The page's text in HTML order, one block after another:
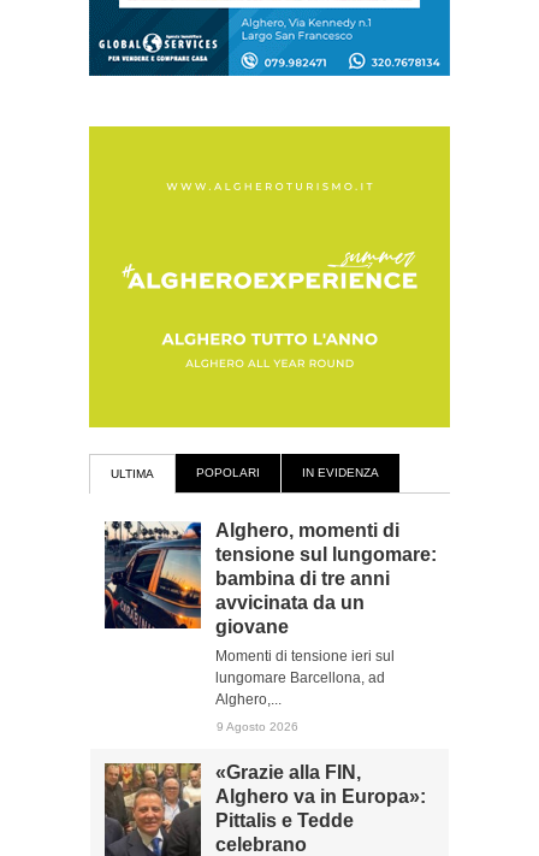
ULTIMA POPOLARI IN EVIDENZA
Alghero, momenti di
tensione sul lungomare:
bambina di tre anni
avvicinata da un
giovane
Momenti di tensione ieri sul
lungomare Barcellona, ad
Alghero,...
9 Agosto 2026
«Grazie alla FIN,
Alghero va in Europa»:
Pittalis e Tedde
celebrano